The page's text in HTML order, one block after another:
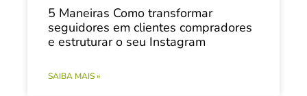
5 Maneiras Como transformar
seguidores em clientes compradores
e estruturar o seu Instagram
SAIBA MAIS »